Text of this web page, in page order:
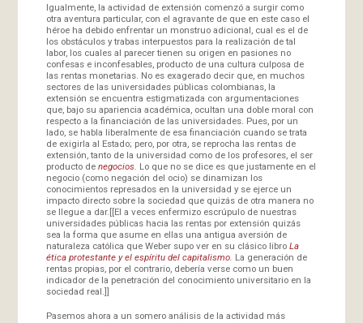
Igualmente, la actividad de extensión comenzó a surgir como
otra aventura particular, con el agravante de que en este caso el
héroe ha debido enfrentar un monstruo adicional, cual es el de
los obstáculos y trabas interpuestos para la realización de tal
labor, los cuales al parecer tienen su origen en pasiones no
confesas e inconfesables, producto de una cultura culposa de
las rentas monetarias. No es exagerado decir que, en muchos
sectores de las universidades públicas colombianas, la
extensión se encuentra estigmatizada con argumentaciones
que, bajo su apariencia académica, ocultan una doble moral con
respecto a la financiación de las universidades. Pues, por un
lado, se habla liberalmente de esa financiación cuando se trata
de exigirla al Estado; pero, por otra, se reprocha las rentas de
extensión, tanto de la universidad como de los profesores, el ser
producto de negocios. Lo que no se dice es que justamente en el
negocio (como negación del ocio) se dinamizan los
conocimientos represados en la universidad y se ejerce un
impacto directo sobre la sociedad que quizás de otra manera no
se llegue a dar.[[El a veces enfermizo escrúpulo de nuestras
universidades públicas hacia las rentas por extensión quizás
sea la forma que asume en ellas una antigua aversión de
naturaleza católica que Weber supo ver en su clásico libro La
ética protestante y el espíritu del capitalismo. La generación de
rentas propias, por el contrario, debería verse como un buen
indicador de la penetración del conocimiento universitario en la
sociedad real.]]
Pasemos ahora a un somero análisis de la actividad más